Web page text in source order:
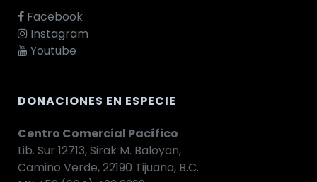
Facebook
Instagram
Youtube
DONACIONES EN ESPECIE
Centro Comercial Pacífico
Lib. Sur 12713, Sirak M. Baloyan,
Camino Verde, 22190 Tijuana, B.C.